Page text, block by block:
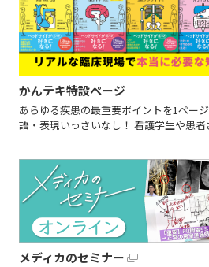
かんテキ特設ページ
あらゆる疾患の最重要ポイントを1ペー
語・表現いっさいなし！ 看護学生や患者
メディカのセミナー